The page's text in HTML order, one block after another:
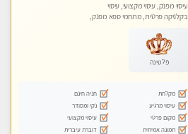
עיסוי מפנק, עיסוי מקצועי, עיסוי
בקלניקה פרטית, מתחמי ספא מפנק,
טנטרה, עיסוי מגבר לגבר, עיסוי מגבר
לאישה
פלטינה
מקלחת
חניה חינם
עיסוי מרגיע
נקי ומסודר
מקום פרטי
עיסוי מקצועי
תמונה אמיתית
דוברת עיברית